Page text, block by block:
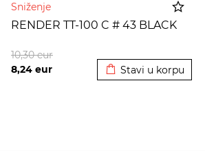
Sniženje
RENDER TT-100 C # 43 BLACK
8,24 eur
10,30eur
Stavi u korpu